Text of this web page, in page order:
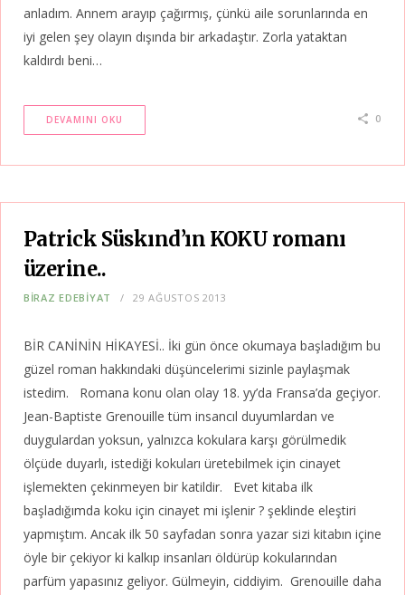
anladım. Annem arayıp çağırmış, çünkü aile sorunlarında en
iyi gelen şey olayın dışında bir arkadaştır. Zorla yataktan
kaldırdı beni…
DEVAMINI OKU 0
Patrick Süskınd’ın KOKU romanı
üzerine..
BIRAZ EDEBIYAT 29 AĞUSTOS 2013
BİR CANİNİN HİKAYESİ.. İki gün önce okumaya başladığım bu
güzel roman hakkındaki düşüncelerimi sizinle paylaşmak
istedim. Romana konu olan olay 18. yy’da Fransa’da geçiyor.
Jean-Baptiste Grenouille tüm insancıl duyumlardan ve
duygulardan yoksun, yalnızca kokulara karşı görülmedik
ölçüde duyarlı, istediği kokuları üretebilmek için cinayet
işlemekten çekinmeyen bir katildir. Evet kitaba ilk
başladığımda koku için cinayet mi işlenir ? şeklinde eleştiri
yapmıştım. Ancak ilk 50 sayfadan sonra yazar sizi kitabın içine
öyle bir çekiyor ki kalkıp insanları öldürüp kokularından
parfüm yapasınız geliyor. Gülmeyin, ciddiyim. Grenouille daha